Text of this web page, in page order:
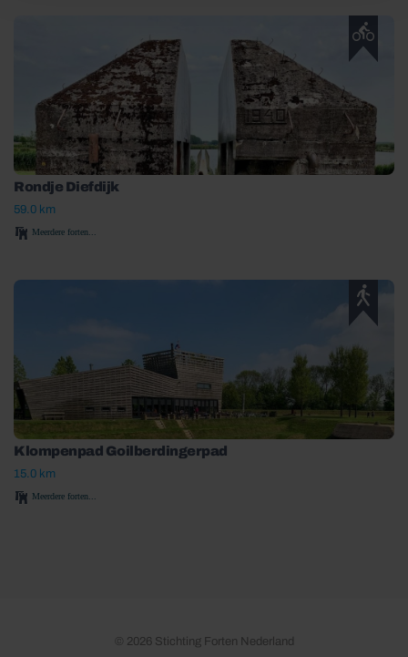
Rondje Diefdijk
59.0 km
Meerdere forten...
Klompenpad Goilberdingerpad
15.0 km
Meerdere forten...
© 2026 Stichting Forten Nederland